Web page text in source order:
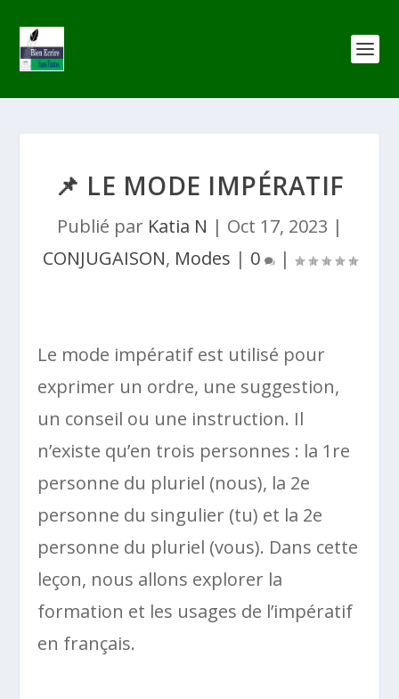
📌 LE MODE IMPÉRATIF
Publié par Katia N | Oct 17, 2023 |
CONJUGAISON, Modes | 0 |
Le mode impératif est utilisé pour
exprimer un ordre, une suggestion,
un conseil ou une instruction. Il
n’existe qu’en trois personnes : la 1re
personne du pluriel (nous), la 2e
personne du singulier (tu) et la 2e
personne du pluriel (vous). Dans cette
leçon, nous allons explorer la
formation et les usages de l’impératif
en français.